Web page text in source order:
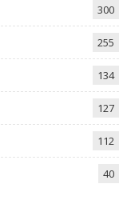
300
255
134
127
112
40